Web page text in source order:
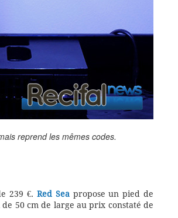
reprend les mêmes codes.
239 €. Red Seapropose un pied de
50 cm de large au prix constaté de